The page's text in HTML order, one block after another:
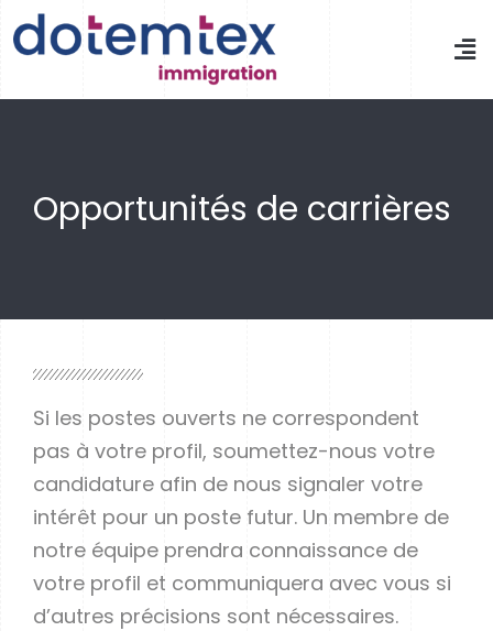
Opportunités de carrières
Si les postes ouverts ne correspondent
pas à votre profil, soumettez-nous votre
candidature afin de nous signaler votre
intérêt pour un poste futur. Un membre de
notre équipe prendra connaissance de
votre profil et communiquera avec vous si
d’autres précisions sont nécessaires.